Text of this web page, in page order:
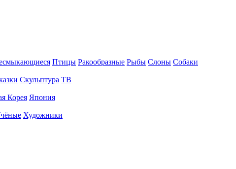
Птицы Ракообразные Рыбы Слоны Собаки
Скульптура ТВ
Корея Япония
Художники